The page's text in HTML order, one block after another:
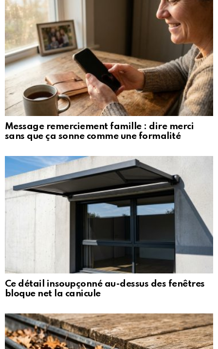
Message remerciement famille : dire merci
sans que ça sonne comme une formalité
Ce détail insoupçonné au-dessus des fenêtres
bloque net la canicule